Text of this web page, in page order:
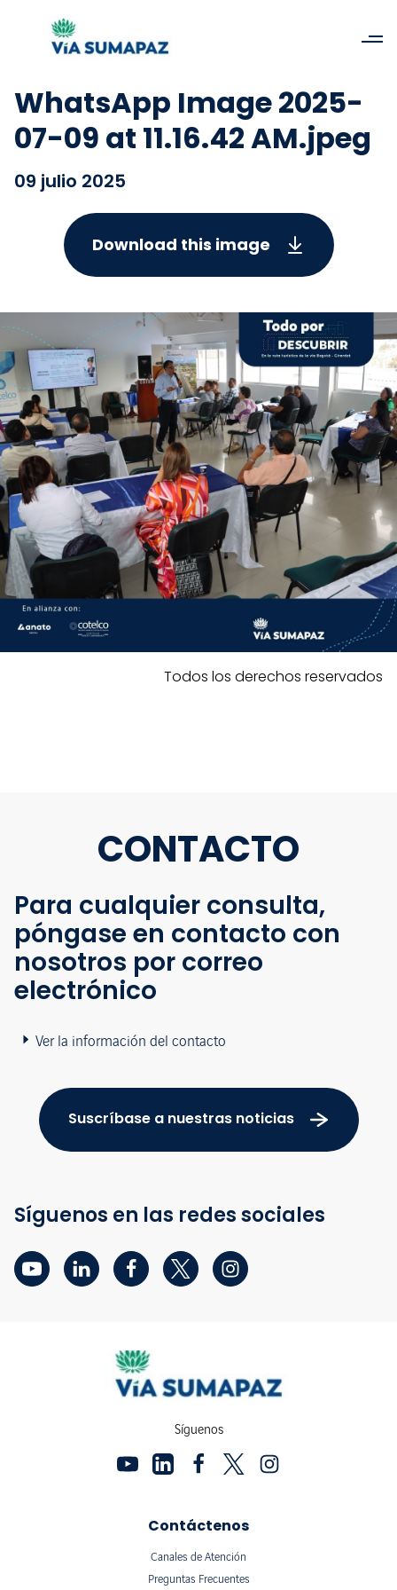
WhatsApp Image 2025-
07-09 at 11.16.42 AM.jpeg
09 julio 2025
Download this image
Todos los derechos reservados
CONTACTO
Para cualquier consulta,
póngase en contacto con
nosotros por correo
electrónico
Ver la información del contacto
Suscríbase a nuestras noticias
Síguenos en las redes sociales
Síguenos
Contáctenos
Canales de Atención
Preguntas Frecuentes